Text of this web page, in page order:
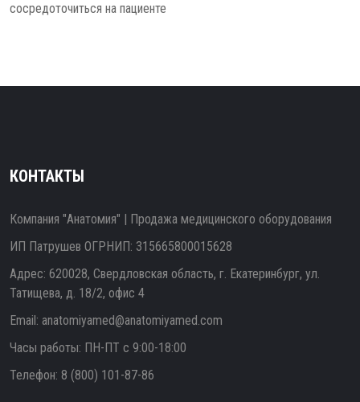
сосредоточиться на пациенте
КОНТАКТЫ
Компания "Анатомия" | Продажа медицинского оборудования
ИП Патрушев ОГРНИП: 315665800015628
Адрес: 620028, Свердловская область, г. Екатеринбург, ул.
Татищева, д. 18/2, офис 4
Email: anatomiyamed@anatomiyamed.com
Часы работы: ПН-ПТ с 9:00-18:00
Телефон: 8 (800) 101-87-86